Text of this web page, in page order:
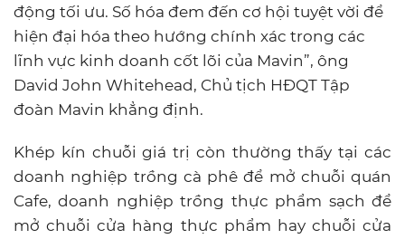
động tối ưu. Số hóa đem đến cơ hội tuyệt vời để
hiện đại hóa theo hướng chính xác trong các
lĩnh vực kinh doanh cốt lõi của Mavin”, ông
David John Whitehead, Chủ tịch HĐQT Tập
đoàn Mavin khẳng định.
Khép kín chuỗi giá trị còn thường thấy tại các
doanh nghiệp trồng cà phê để mở chuỗi quán
Cafe, doanh nghiệp trồng thực phẩm sạch để
mở chuỗi cửa hàng thực phẩm hay chuỗi cửa